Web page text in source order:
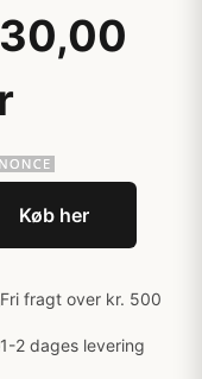
Køb her
Fri fragt over kr. 500
1-2 dages levering